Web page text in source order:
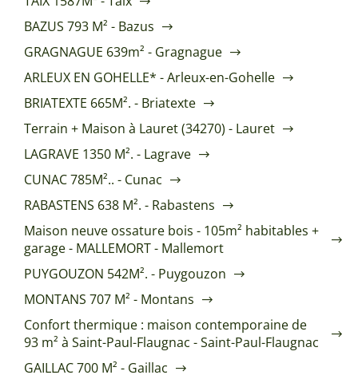
BAZUS 793 M² - Bazus
GRAGNAGUE 639m² - Gragnague
ARLEUX EN GOHELLE* - Arleux-en-Gohelle
BRIATEXTE 665M². - Briatexte
Terrain + Maison à Lauret (34270) - Lauret
LAGRAVE 1350 M². - Lagrave
CUNAC 785M².. - Cunac
RABASTENS 638 M². - Rabastens
Maison neuve ossature bois - 105m² habitables +
garage - MALLEMORT - Mallemort
PUYGOUZON 542M². - Puygouzon
MONTANS 707 M² - Montans
Confort thermique : maison contemporaine de
93 m² à Saint-Paul-Flaugnac - Saint-Paul-Flaugnac
GAILLAC 700 M² - Gaillac